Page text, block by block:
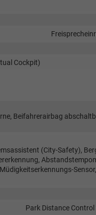
Cockpit)
Beifahrerairbag
(City-Safety),
Park Distance